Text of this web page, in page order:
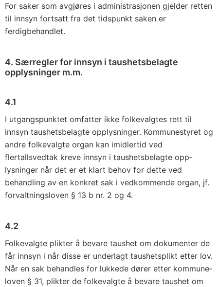
For saker som avgjøres i administrasjonen gjelder retten
til innsyn fortsatt fra det tidspunkt saken er
ferdigbehandlet.
4. Særregler for innsyn i taushetsbelagte
opplysninger m.m.
4.1
I utgangspunktet omfatter ikke folkevalgtes rett til
innsyn taushets­belagte opplysninger. Kommunestyret og
andre folkevalgte organ kan imidlertid ved
flertallsvedtak kreve innsyn i taushetsbelagte opp­
lysninger når det er et klart behov for dette ved
behandling av en konkret sak i vedkommende organ, jf.
forvaltningsloven § 13 b nr. 2 og 4.
4.2
Folkevalgte plikter å bevare taushet om dokumenter de
får innsyn i når disse er underlagt taushetsplikt etter lov.
Når en sak behandles for lukkede dører etter kommune­
loven § 31, plikter de folkevalgte å bevare taushet om